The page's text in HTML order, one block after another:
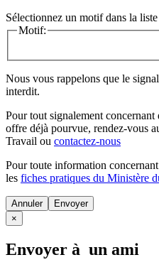
Sélectionnez un motif dans la
Motif:
Nous vous rappelons que le
interdit.
Pour tout signalement concernant
offre déjà pourvue, rendez-vous
Travail ou contactez-nous
Pour toute information
les fiches pratiques du Ministère
Annuler
×
Envoyer à un ami